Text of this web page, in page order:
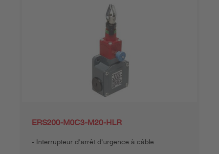
ERS200-M0C3-M20-HLR
Interrupteur d'arrêt d'urgence à câble